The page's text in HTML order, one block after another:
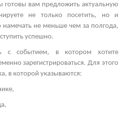
готовы вам предложить актуальную
не только посетить, но и
намечать не меньше чем за полгода,
успешно.
с событием, в котором хотите
зарегистрироваться. Для этого
в которой указываются: